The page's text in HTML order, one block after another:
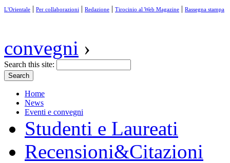
L'Orientale | Per collaborazioni | Redazione | Tirocinio al Web Magazine | Rassegna stampa
convegni ›
Search this site:
Home
News
Eventi e convegni
Studenti e Laureati
Recensioni&Citazioni